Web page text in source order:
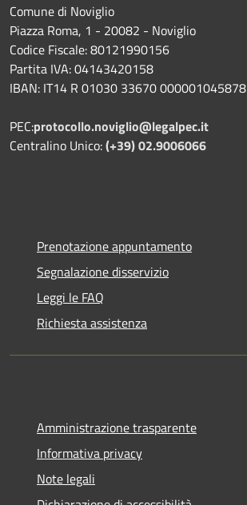
Comune di Noviglio
Piazza Roma, 1 - 20082 - Noviglio
Codice Fiscale: 80121990156
Partita IVA: 04143420158
IBAN: IT14 R 01030 33670 000001045878
PEC:protocollo.noviglio@legalpec.it
Centralino Unico:(+39) 02.9006066
Prenotazione appuntamento
Segnalazione disservizio
Leggi le FAQ
Richiesta assistenza
Amministrazione trasparente
Informativa privacy
Note legali